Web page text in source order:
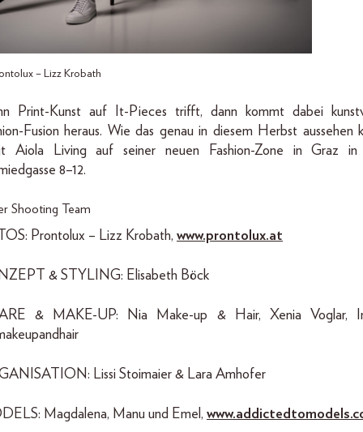
– Lizz Krobath
Print-Kunst auf It-Pieces trifft, dann kommt dabei
Fusion heraus. Wie das genau in diesem Herbst aussehen
Aiola Living auf seiner neuen Fashion-Zone in Graz
8–12.
Shooting Team
Prontolux – Lizz Krobath, www.prontolux.at
& STYLING: Elisabeth Böck
& MAKE-UP: Nia Make-up & Hair, Xenia Voglar,
Lissi Stoimaier & Lara Amhofer
Magdalena, Manu und Emel,